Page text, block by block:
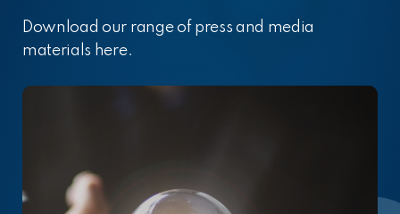
Download our range of press and media
materials here.